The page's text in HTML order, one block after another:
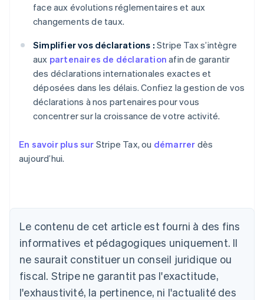
face aux évolutions réglementaires et aux
changements de taux.
Simplifier vos déclarations : Stripe Tax s’intègre
aux partenaires de déclaration afin de garantir
des déclarations internationales exactes et
déposées dans les délais. Confiez la gestion de vos
déclarations à nos partenaires pour vous
concentrer sur la croissance de votre activité.
En savoir plus sur Stripe Tax, ou démarrer dès
aujourd’hui.
Le contenu de cet article est fourni à des fins
informatives et pédagogiques uniquement. Il
ne saurait constituer un conseil juridique ou
fiscal. Stripe ne garantit pas l'exactitude,
l'exhaustivité, la pertinence, ni l'actualité des
Allemagne
Deutsch English
Australie
English